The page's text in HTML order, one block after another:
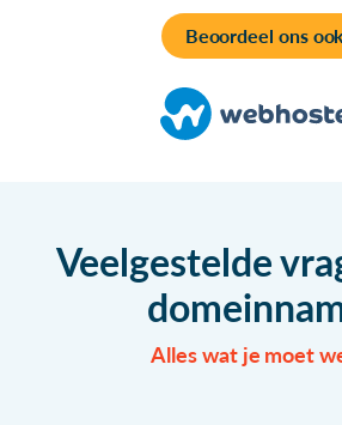
Beoordeel ons
Veelgestelde
Alles wat je moet